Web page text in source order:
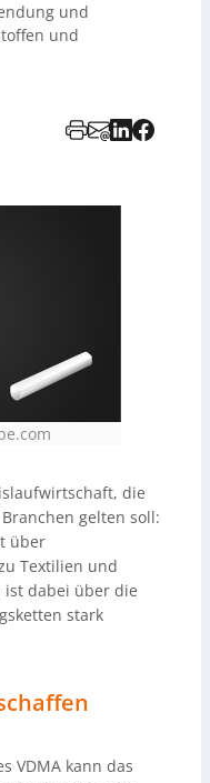
und
und
die
gelten soll:
über
Textilien und
ist dabei über die
stark
VDMA kann das